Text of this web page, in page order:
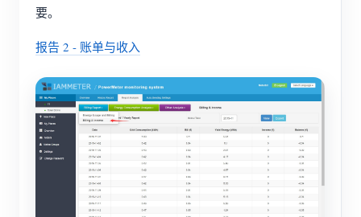
要。
报告 2 - 账单与收入